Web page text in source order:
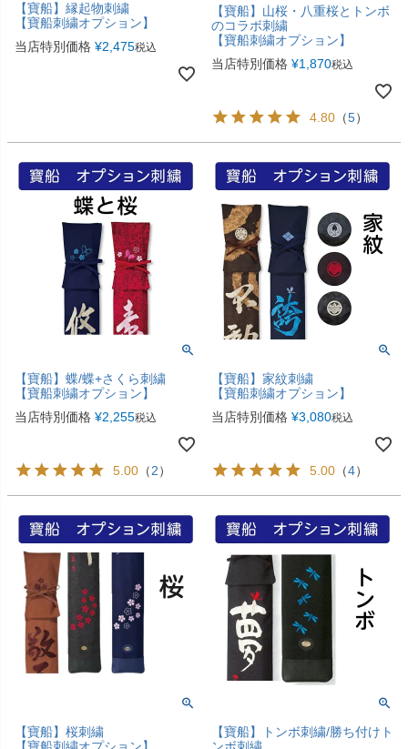
【寶船】縁起物刺繍
【寶船刺繍オプション】
当店特別価格 ¥2,475税込
【寶船】山桜・八重桜とトンボ
のコラボ刺繍
【寶船刺繍オプション】
当店特別価格 ¥1,870税込
4.80 （5）
【寶船】蝶/蝶+さくら刺繍
【寶船刺繍オプション】
当店特別価格 ¥2,255税込
5.00 （2）
【寶船】家紋刺繍
【寶船刺繍オプション】
当店特別価格 ¥3,080税込
5.00 （4）
【寶船】桜刺繍
【寶船】トンボ刺繍/勝ち付けト